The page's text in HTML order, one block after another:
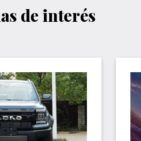
de interés